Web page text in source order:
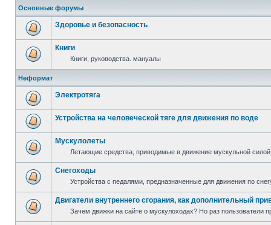
Основные форумы
Здоровье и безопасность
Книги
Книги, руководства. мануалы
Неформат
Электротяга
Устройства на человеческой тяге для движения по воде
Мускулолеты
Летающие средства, приводимые в движение мускульной силой
Снегоходы
Устройства с педалями, предназначенные для движения по
Двигатели внутреннего сгорания, как дополнительный
Зачем движки на сайте о мускулоходах? Но раз пользователи